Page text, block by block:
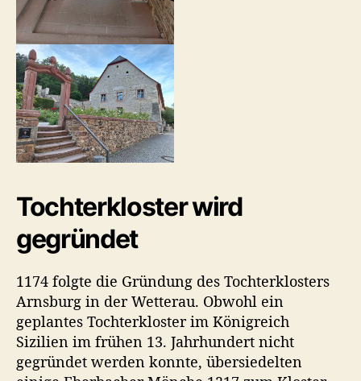
Tochterkloster wird
gegründet
1174 folgte die Gründung des Tochterklosters
Arnsburg in der Wetterau. Obwohl ein
geplantes Tochterkloster im Königreich
Sizilien im frühen 13. Jahrhundert nicht
gegründet werden konnte, übersiedelten